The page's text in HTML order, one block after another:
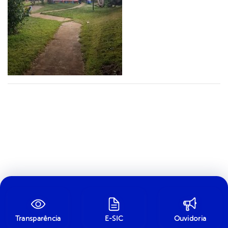
Transparência E-SIC Ouvidoria